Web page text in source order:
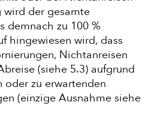
wird der gesamte
demnach zu 100 %
hingewiesen wird, dass
Nichtanreisen
(siehe 5.3) aufgrund
oder zu erwartenden
(einzige Ausnahme siehe